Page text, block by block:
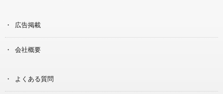
広告掲載
会社概要
よくある質問